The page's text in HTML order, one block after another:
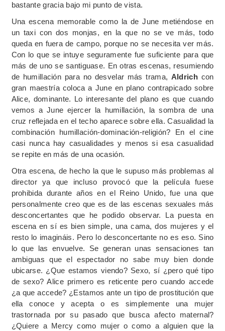
bastante gracia bajo mi punto de vista.
Una escena memorable como la de June metiéndose en
un taxi con dos monjas, en la que no se ve más, todo
queda en fuera de campo, porque no se necesita ver más.
Con lo que se intuye seguramente fue suficiente para que
más de uno se santiguase. En otras escenas, resumiendo
de humillación para no desvelar más trama, Aldrichcon
gran maestría coloca a June en plano contrapicado sobre
Alice, dominante. Lo interesante del plano es que cuando
vemos a June ejercer la humillación, la sombra de una
cruz reflejada en el techo aparece sobre ella. Casualidad la
combinación humillación-dominación-religión? En el cine
casi nunca hay casualidades y menos si esa casualidad
se repite en más de una ocasión.
Otra escena, de hecho la que le supuso más problemas al
director ya que incluso provocó que la película fuese
prohibida durante años en el Reino Unido, fue una que
personalmente creo que es de las escenas sexuales más
desconcertantes que he podido observar. La puesta en
escena en sí es bien simple, una cama, dos mujeres y el
resto lo imagináis. Pero lo desconcertante no es eso. Sino
lo que las envuelve. Se generan unas sensaciones tan
ambiguas que el espectador no sabe muy bien donde
ubicarse. ¿Que estamos viendo? Sexo, sí ¿pero qué tipo
de sexo? Alice primero es reticente pero cuando accede
¿a que accede? ¿Estamos ante un tipo de prostitución que
ella conoce y acepta o es simplemente una mujer
trastornada por su pasado que busca afecto maternal?
¿Quiere a Mercy como mujer o como a alguien que la